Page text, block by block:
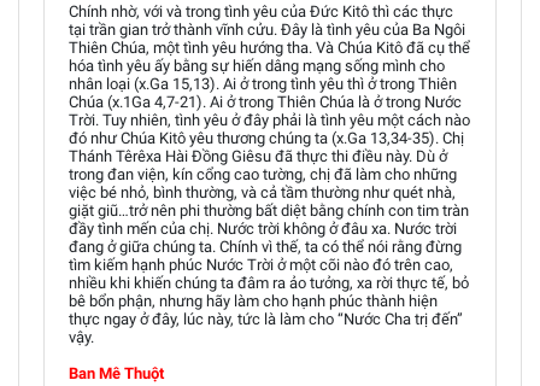
Chính nhờ, với và trong tình yêu của Đức Kitô thì các thực
tại trần gian trở thành vĩnh cửu. Đây là tình yêu của Ba Ngôi
Thiên Chúa, một tình yêu hướng tha. Và Chúa Kitô đã cụ thể
hóa tình yêu ấy bằng sự hiến dâng mạng sống mình cho
nhân loại (x.Ga 15,13). Ai ở trong tình yêu thì ở trong Thiên
Chúa (x.1Ga 4,7-21). Ai ở trong Thiên Chúa là ở trong Nước
Trời. Tuy nhiên, tình yêu ở đây phải là tình yêu một cách nào
đó như Chúa Kitô yêu thương chúng ta (x.Ga 13,34-35). Chị
Thánh Têrêxa Hài Đồng Giêsu đã thực thi điều này. Dù ở
trong đan viện, kín cổng cao tường, chị đã làm cho những
việc bé nhỏ, bình thường, và cả tầm thường như quét nhà,
giặt giũ…trở nên phi thường bất diệt bằng chính con tim tràn
đầy tình mến của chị. Nước trời không ở đâu xa. Nước trời
đang ở giữa chúng ta. Chính vì thế, ta có thể nói rằng đừng
tìm kiếm hạnh phúc Nước Trời ở một cõi nào đó trên cao,
nhiều khi khiến chúng ta đâm ra ảo tưởng, xa rời thực tế, bỏ
bê bổn phận, nhưng hãy làm cho hạnh phúc thành hiện
thực ngay ở đây, lúc này, tức là làm cho “Nước Cha trị đến”
vậy.
Ban Mê Thuột